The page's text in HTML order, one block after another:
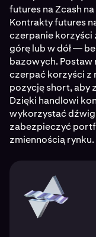
futures na Zcash
Kontrakty futures
czerpanie korzyści
górę lub w dół —
bazowych. Postaw
czerpać korzyści z
pozycję short, aby
Dzięki handlowi
wykorzystać
zabezpieczyć
zmiennością rynku.